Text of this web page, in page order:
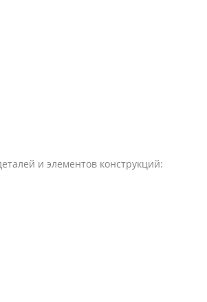
и элементов конструкций: